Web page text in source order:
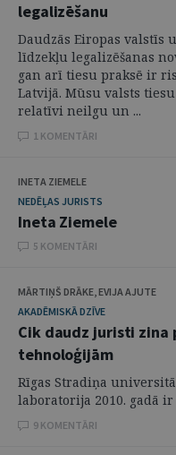
legalizēšanu
Daudzās Eiropas valstīs
līdzekļu legalizēšanas
gan arī tiesu praksē ir
Latvijā. Mūsu valsts
relatīvi neilgu un ...
1 KOMENTĀRI
INETA ZIEMELE
NEDĒĻAS JURISTS
Ineta Ziemele
5 KOMENTĀRI
MĀRTIŅŠ DRĀKE, EVIJA AJUTE
AKADĒMISKĀ DZĪVE
Cik daudz juristi zina
tehnoloģijām
Rīgas Stradiņa
laboratorija 2010. gadā
9 KOMENTĀRI